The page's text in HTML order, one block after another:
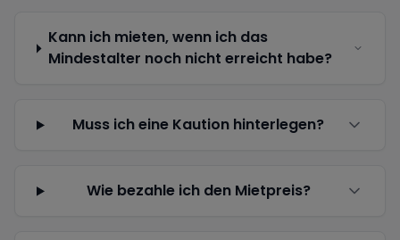
Kann ich mieten, wenn ich das
Mindestalter noch nicht erreicht habe?
Muss ich eine Kaution hinterlegen?
Wie bezahle ich den Mietpreis?